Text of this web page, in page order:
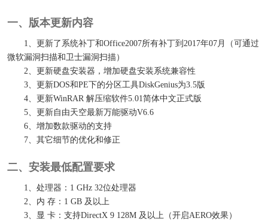
一、版本更新内容
1、更新了系统补丁和Office2007所有补丁到2017年07月（可通过
微软漏洞扫描和卫士漏洞扫描）
2、更新硬盘安装器，增加硬盘安装系统兼容性
3、更新DOS和PE下的分区工具DiskGenius为3.5版
4、更新WinRAR 解压缩软件5.01简体中文正式版
5、更新自由天空最新万能驱动V6.6
6、增加数款驱动的支持
7、其它细节的优化和修正
二、安装最低配置要求
1、处理器：1 GHz 32位处理器
2、内 存：1 GB 及以上
3、显 卡：支持DirectX 9 128M 及以上（开启AERO效果）